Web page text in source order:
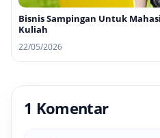
Bisnis Sampingan Untuk
Kuliah
22/05/2026
1 Komentar